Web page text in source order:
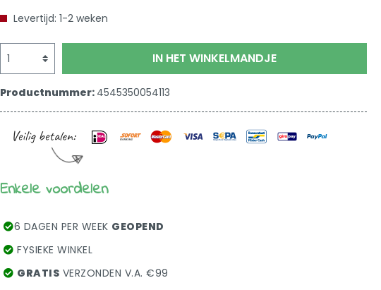
Levertijd: 1-2 weken
IN HET WINKELMANDJE
Productnummer: 4545350054113
Enkele voordelen
6 DAGEN PER WEEK GEOPEND
FYSIEKE WINKEL
GRATIS VERZONDEN V.A. €99